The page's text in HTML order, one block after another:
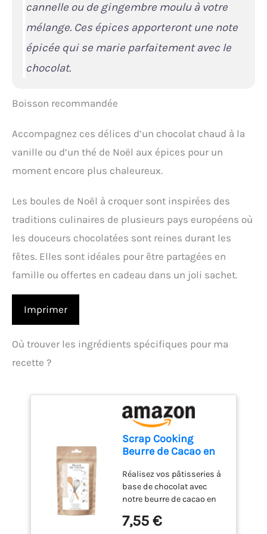
cannelle ou de gingembre moulu à votre
mélange. Ces épices apporteront une note
épicée qui se marie parfaitement avec le
chocolat.
Boisson recommandée
Accompagnez ces délices d’un chocolat chaud à la
vanille ou d’un thé de Noël aux épices pour un
moment encore plus chaleureux.
Les boules de Noël à croquer sont inspirées des
traditions culinaires de plusieurs pays européens où
les douceurs chocolatées sont reines durant les
fêtes. Elles sont idéales pour être partagées en
famille ou offertes en cadeau dans un joli sachet.
Imprimer
Où trouver les ingrédients spécifiques pour ma
recette ?
Scrap Cooking
Beurre de Cacao en
Réalisez vos pâtisseries à
base de chocolat avec
notre beurre de cacao en
pour vos chocolats,
7,55 €